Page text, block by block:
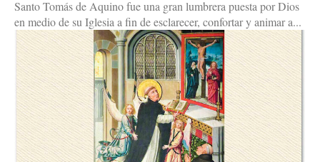
Santo Tomás de Aquino fue una gran lumbrera puesta por Dios
en medio de su Iglesia a fin de esclarecer, confortar y animar a...